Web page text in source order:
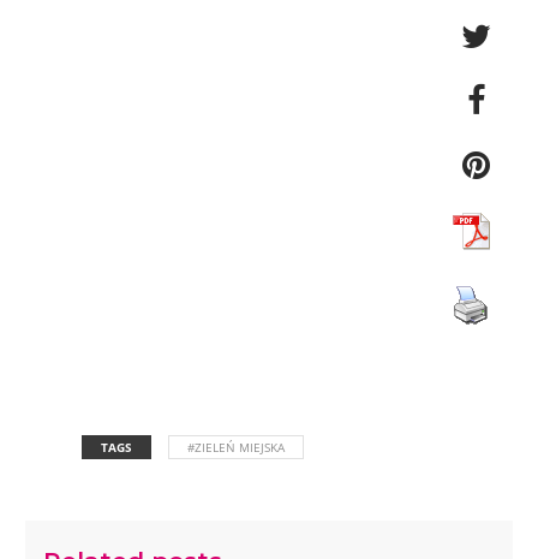
TAGS #ZIELEŃ MIEJSKA